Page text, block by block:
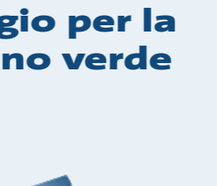
per la
verde